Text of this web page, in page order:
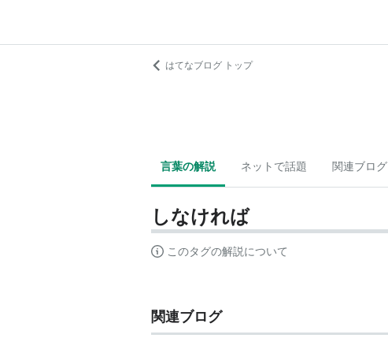
はてなブログ トップ
言葉の解説 ネットで話題 関連ブログ
しなければ
このタグの解説について
関連ブログ